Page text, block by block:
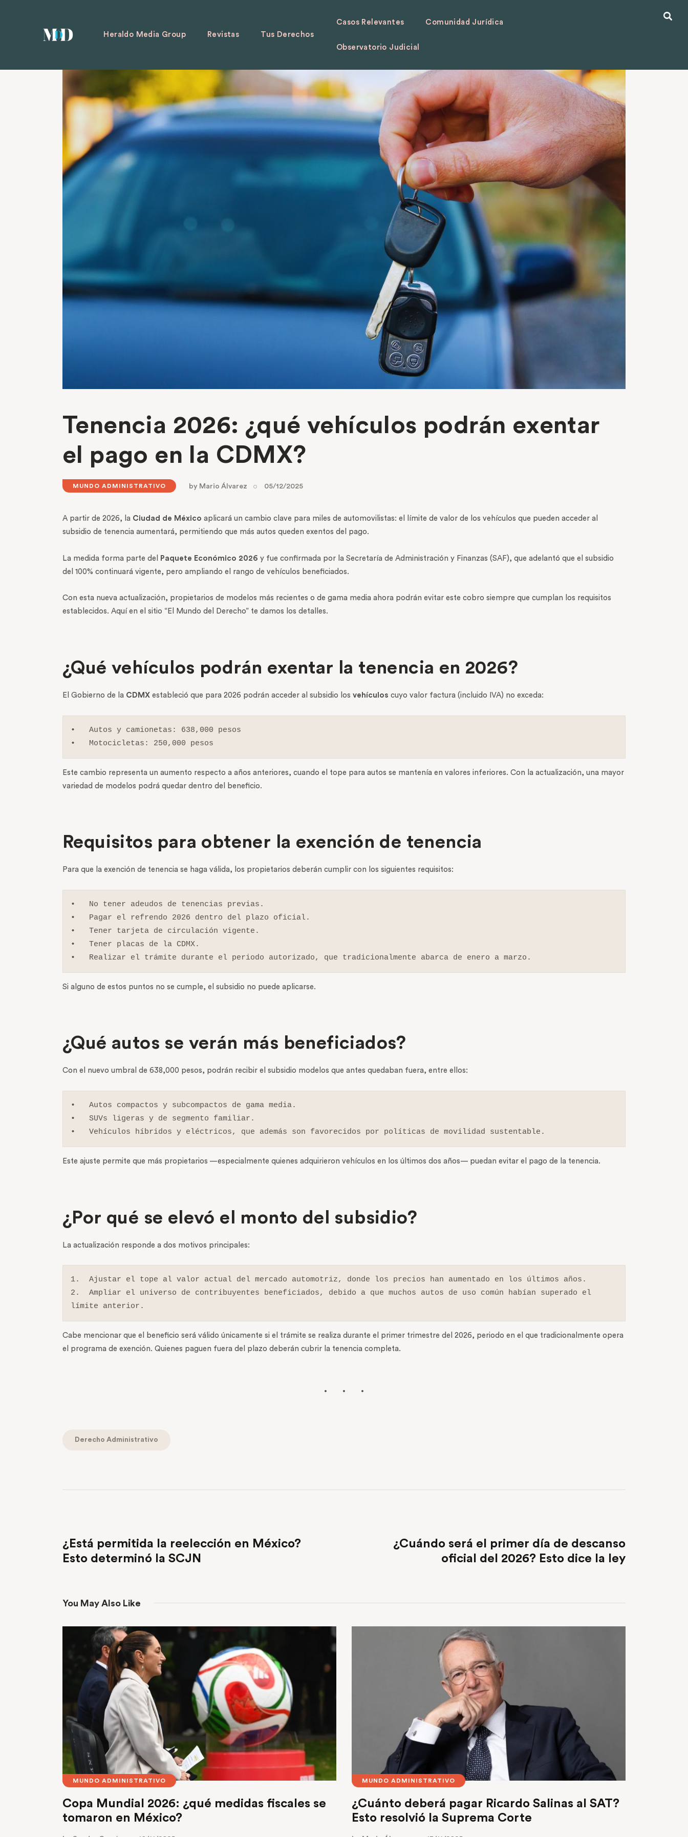
Heraldo Media Group Revistas Tus Derechos
Casos Relevantes Comunidad Jurídica
Observatorio Judicial
Tenencia 2026: ¿qué vehículos podrán exentar
el pago en la CDMX?
MUNDO ADMINISTRATIVO by Mario Álvarez 05/12/2025
A partir de 2026, la Ciudad de México aplicará un cambio clave para miles de automovilistas: el límite de valor de los vehículos que pueden acceder al
subsidio de tenencia aumentará, permitiendo que más autos queden exentos del pago.
La medida forma parte del Paquete Económico 2026 y fue confirmada por la Secretaría de Administración y Finanzas (SAF), que adelantó que el subsidio
del 100% continuará vigente, pero ampliando el rango de vehículos beneficiados.
Con esta nueva actualización, propietarios de modelos más recientes o de gama media ahora podrán evitar este cobro siempre que cumplan los requisitos
establecidos. Aquí en el sitio “El Mundo del Derecho” te damos los detalles.
¿Qué vehículos podrán exentar la tenencia en 2026?
El Gobierno de la CDMX estableció que para 2026 podrán acceder al subsidio los vehículos cuyo valor factura (incluido IVA) no exceda:
•   Autos y camionetas: 638,000 pesos
•   Motocicletas: 250,000 pesos
Este cambio representa un aumento respecto a años anteriores, cuando el tope para autos se mantenía en valores inferiores. Con la actualización, una mayor
variedad de modelos podrá quedar dentro del beneficio.
Requisitos para obtener la exención de tenencia
Para que la exención de tenencia se haga válida, los propietarios deberán cumplir con los siguientes requisitos:
•   No tener adeudos de tenencias previas.
•   Pagar el refrendo 2026 dentro del plazo oficial.
•   Tener tarjeta de circulación vigente.
•   Tener placas de la CDMX.
•   Realizar el trámite durante el periodo autorizado, que tradicionalmente abarca de enero a marzo.
Si alguno de estos puntos no se cumple, el subsidio no puede aplicarse.
¿Qué autos se verán más beneficiados?
Con el nuevo umbral de 638,000 pesos, podrán recibir el subsidio modelos que antes quedaban fuera, entre ellos:
•   Autos compactos y subcompactos de gama media.
•   SUVs ligeras y de segmento familiar.
•   Vehículos híbridos y eléctricos, que además son favorecidos por políticas de movilidad sustentable.
Este ajuste permite que más propietarios —especialmente quienes adquirieron vehículos en los últimos dos años— puedan evitar el pago de la tenencia.
¿Por qué se elevó el monto del subsidio?
La actualización responde a dos motivos principales:
1.  Ajustar el tope al valor actual del mercado automotriz, donde los precios han aumentado en los últimos años.
2.  Ampliar el universo de contribuyentes beneficiados, debido a que muchos autos de uso común habían superado el
límite anterior.
Cabe mencionar que el beneficio será válido únicamente si el trámite se realiza durante el primer trimestre del 2026, periodo en el que tradicionalmente opera
el programa de exención. Quienes paguen fuera del plazo deberán cubrir la tenencia completa.
Derecho Administrativo
¿Está permitida la reelección en México?
Esto determinó la SCJN
¿Cuándo será el primer día de descanso
oficial del 2026? Esto dice la ley
You May Also Like
MUNDO ADMINISTRATIVO
Copa Mundial 2026: ¿qué medidas fiscales se
tomaron en México?
MUNDO ADMINISTRATIVO
¿Cuánto deberá pagar Ricardo Salinas al SAT?
Esto resolvió la Suprema Corte